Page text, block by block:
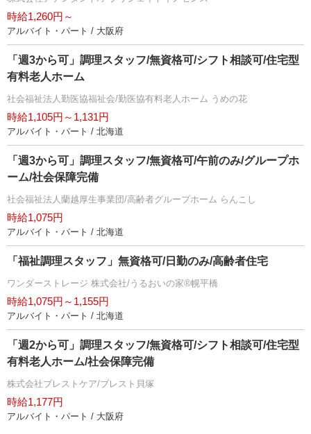
時給1,260円～
アルバイト・パート / 大阪府
「週3から可」調理スタッフ/無資格可/シフト相談可/住宅型
有料老人ホーム
社会福祉法人勤医協福祉会/勤医協有料老人ホーム うめの花
時給1,105円～1,131円
アルバイト・パート / 北海道
「週3から可」調理スタッフ/無資格可/午前のみ/グループホ
ーム/社会保障完備
社会福祉法人蘭越厚生事業団/高齢者グループホーム らんこし
時給1,075円
アルバイト・パート / 北海道
「福祉調理スタッフ」無資格可/日勤のみ/高齢者住宅
ワンダーストレージ 株式会社/うるおいの家®幌平橋
時給1,075円～1,155円
アルバイト・パート / 北海道
「週2から可」調理スタッフ/無資格可/シフト相談可/住宅型
有料老人ホーム/社会保障完備
株式会社ブレストケア/ブレスト貝塚
時給1,177円
アルバイト・パート / 大阪府